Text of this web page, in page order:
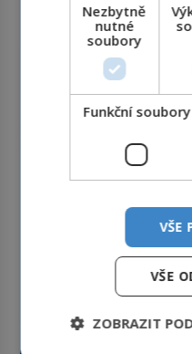
Nezbytně
nutné
soubory
Funkční soubory
VŠE
VŠE
ZOBRAZIT